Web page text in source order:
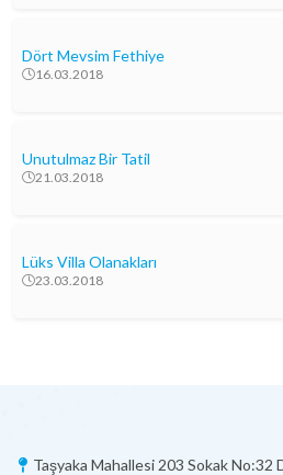
Dört Mevsim Fethiye
16.03.2018
Unutulmaz Bir Tatil
21.03.2018
Lüks Villa Olanakları
23.03.2018
Taşyaka Mahallesi 203 Sokak No:32